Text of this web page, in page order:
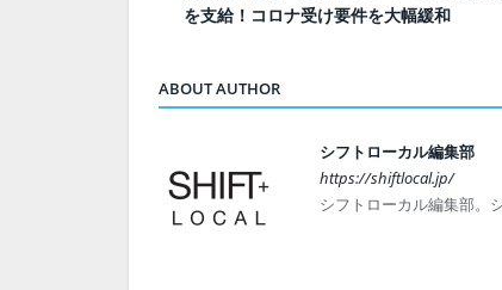
を支給！コロナ受け要件を大幅緩和
ABOUT AUTHOR
シフトローカル編集部
https://shiftlocal.jp/
シフトローカル編集部。